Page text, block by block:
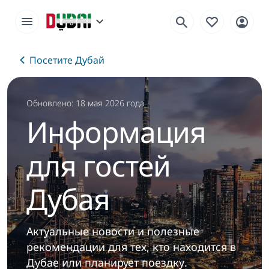
Посетите Дубай
Обновлено: 18 мая 2026 года
Информация
для гостей
Дубая
Актуальные новости и полезные
рекомендации для тех, кто находится в
Дубае или планирует поездку.